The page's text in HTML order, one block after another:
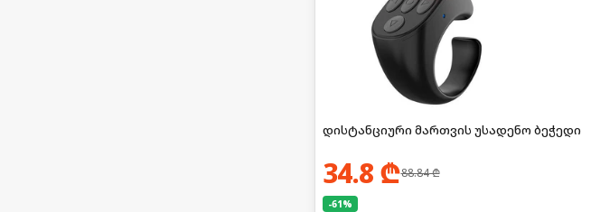
დისტანციური მართვის უსადენო ბეჭედი
34.8₾88.84₾
-61%